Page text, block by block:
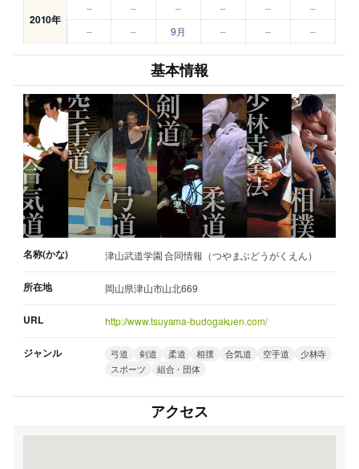
2010年
– – – – –
–
–
– 9月 – – –
基本情報
名称(かな) 津山武道学園 合同情報（つやまぶどうがくえん）
所在地 岡山県津山市山北669
URL http://www.tsuyama-budogakuen.com/
ジャンル 弓道 剣道 柔道 相撲 合気道 空手道
少林寺
スポーツ
組合・団体
アクセス